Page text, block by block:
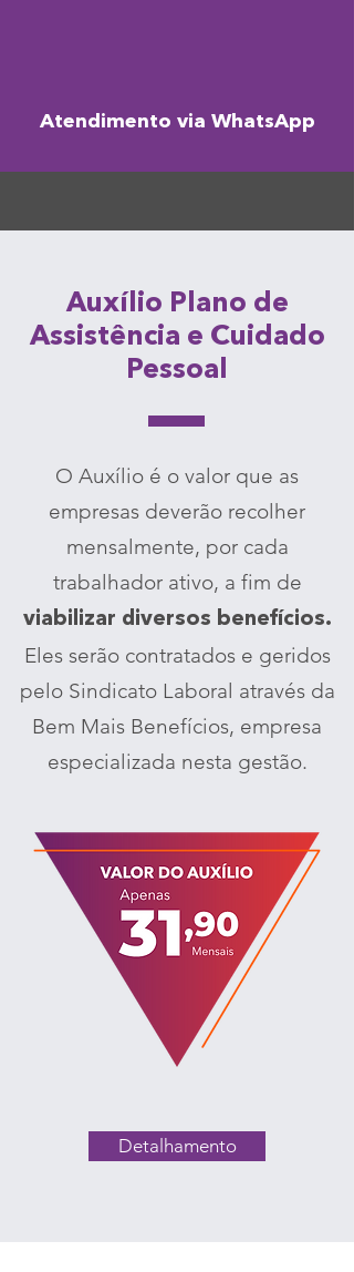
Atendimento via WhatsApp
Auxílio Plano de
Assistência e Cuidado
Pessoal
O Auxílio é o valor que as
empresas deverão recolher
mensalmente, por cada
trabalhador ativo, a fim de
viabilizar diversos benefícios.
Eles serão contratados e geridos
pelo Sindicato Laboral através da
Bem Mais Benefícios, empresa
especializada nesta gestão.
Detalhamento